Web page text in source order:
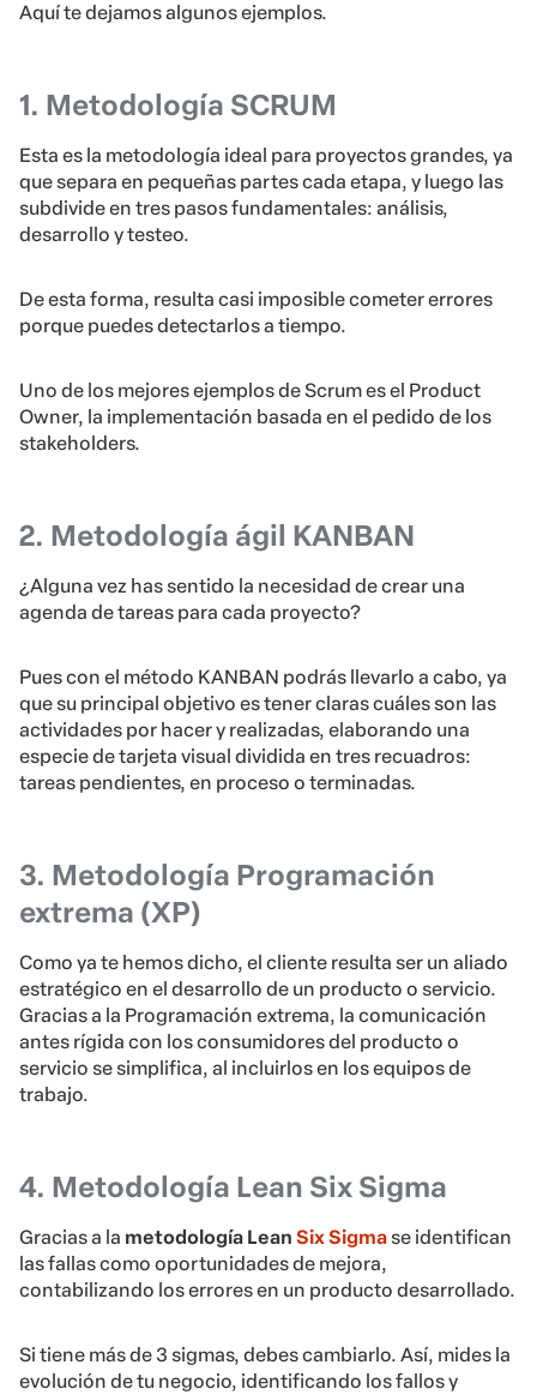
Aquí te dejamos algunos ejemplos.
1. Metodología SCRUM
Esta es la metodología ideal para proyectos grandes, ya
que separa en pequeñas partes cada etapa, y luego las
subdivide en tres pasos fundamentales: análisis,
desarrollo y testeo.
De esta forma, resulta casi imposible cometer errores
porque puedes detectarlos a tiempo.
Uno de los mejores ejemplos de Scrum es el Product
Owner, la implementación basada en el pedido de los
stakeholders.
2. Metodología ágil KANBAN
¿Alguna vez has sentido la necesidad de crear una
agenda de tareas para cada proyecto?
Pues con el método KANBAN podrás llevarlo a cabo, ya
que su principal objetivo es tener claras cuáles son las
actividades por hacer y realizadas, elaborando una
especie de tarjeta visual dividida en tres recuadros:
tareas pendientes, en proceso o terminadas.
3. Metodología Programación
extrema (XP)
Como ya te hemos dicho, el cliente resulta ser un aliado
estratégico en el desarrollo de un producto o servicio.
Gracias a la Programación extrema, la comunicación
antes rígida con los consumidores del producto o
servicio se simplifica, al incluirlos en los equipos de
trabajo.
4. Metodología Lean Six Sigma
Gracias a la metodología Lean Six Sigmase identifican
las fallas como oportunidades de mejora,
contabilizando los errores en un producto desarrollado.
Si tiene más de 3 sigmas, debes cambiarlo. Así, mides la
evolución de tu negocio, identificando los fallos y